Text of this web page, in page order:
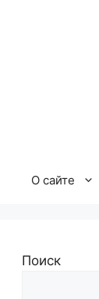
О сайте
Поиск